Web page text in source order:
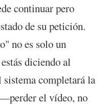
continuar pero
de su petición.
no es solo un
diciendo al
completará la
el vídeo, no